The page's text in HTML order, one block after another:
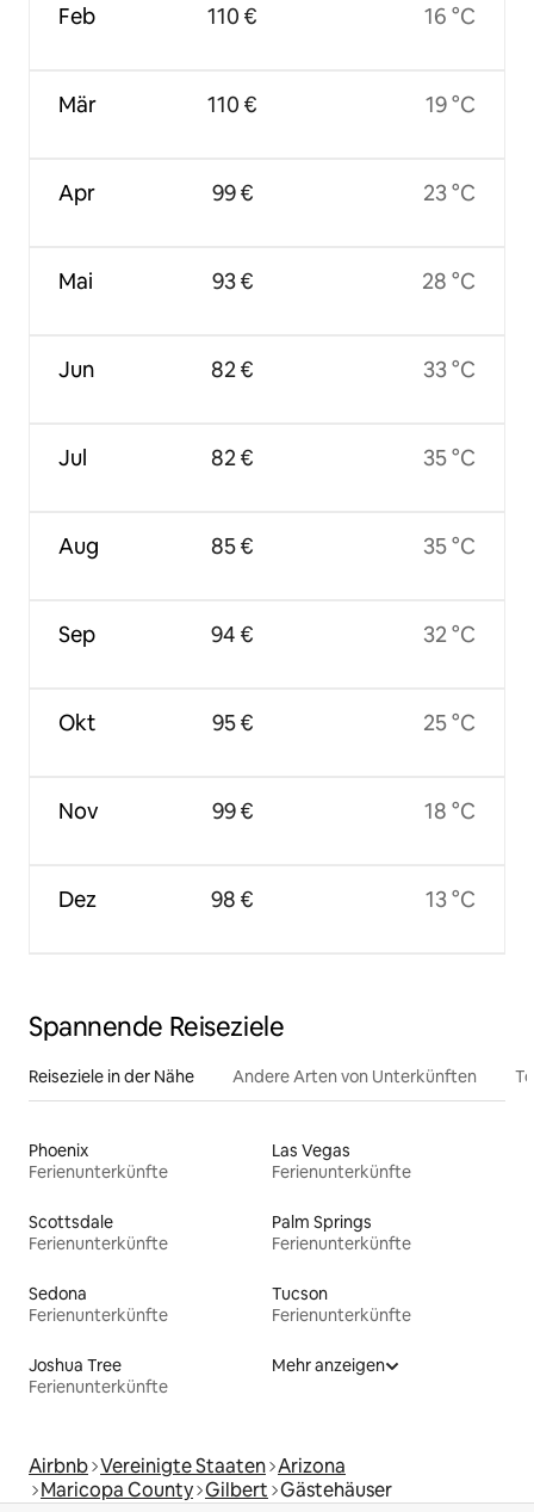
Feb
Mär
Apr
Mai
Jun
Jul
Aug
Sep
Okt
Nov
Dez
110 €
110 €
99 €
93 €
82 €
82 €
85 €
94 €
95 €
99 €
98 €
16 °C
19 °C
23 °C
28 °C
33 °C
35 °C
35 °C
32 °C
25 °C
18 °C
13 °C
Spannende Reiseziele
Reiseziele in der Nähe Andere Arten von Unterkünften
Phoenix
Ferienunterkünfte
Las Vegas
Ferienunterkünfte
Scottsdale
Ferienunterkünfte
Palm Springs
Ferienunterkünfte
Sedona
Ferienunterkünfte
Tucson
Ferienunterkünfte
Joshua Tree
Ferienunterkünfte
Mehr anzeigen
Airbnb Vereinigte Staaten Arizona
Maricopa County Gilbert Gästehäuser